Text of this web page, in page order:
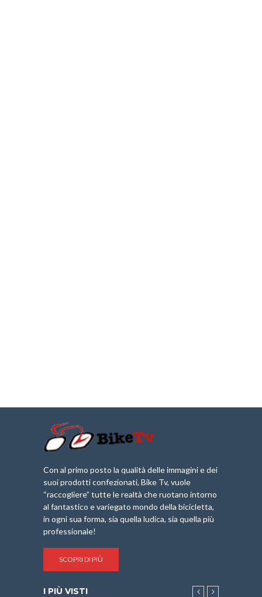
Con al primo posto la qualità delle immagini e dei
suoi prodotti confezionati, Bike Tv, vuole
“raccogliere” tutte le realtà che ruotano intorno
al fantastico e variegato mondo della bicicletta,
in ogni sua forma, sia quella ludica, sia quella più
professionale!
SCOPRI DI PIÙ
I PIÙ VISTI